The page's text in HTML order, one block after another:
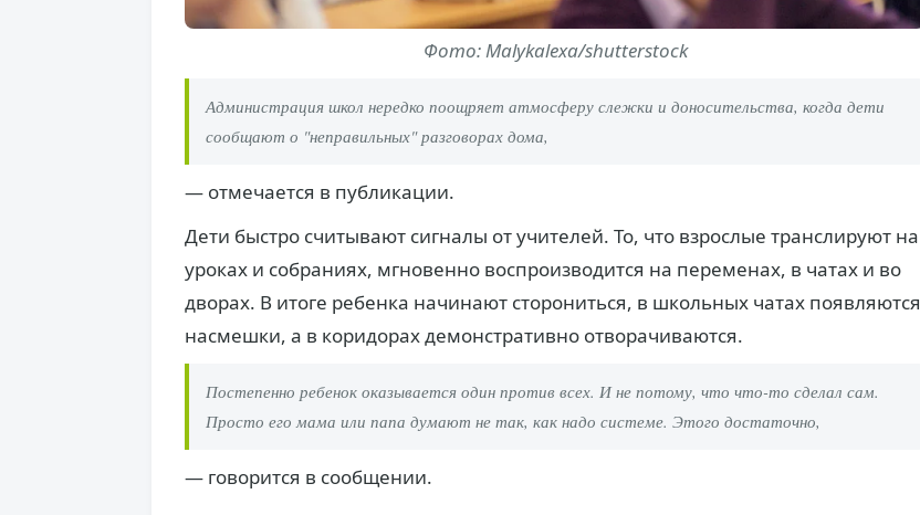
Фото: Malykalexa/shutterstock
Администрация школ нередко поощряет атмосферу слежки и доносительства, когда дети
сообщают о "неправильных" разговорах дома,
— отмечается в публикации.
Дети быстро считывают сигналы от учителей. То, что взрослые транслируют на
уроках и собраниях, мгновенно воспроизводится на переменах, в чатах и во
дворах. В итоге ребенка начинают сторониться, в школьных чатах появляются
насмешки, а в коридорах демонстративно отворачиваются.
Постепенно ребенок оказывается один против всех. И не потому, что что-то сделал сам.
Просто его мама или папа думают не так, как надо системе. Этого достаточно,
— говорится в сообщении.